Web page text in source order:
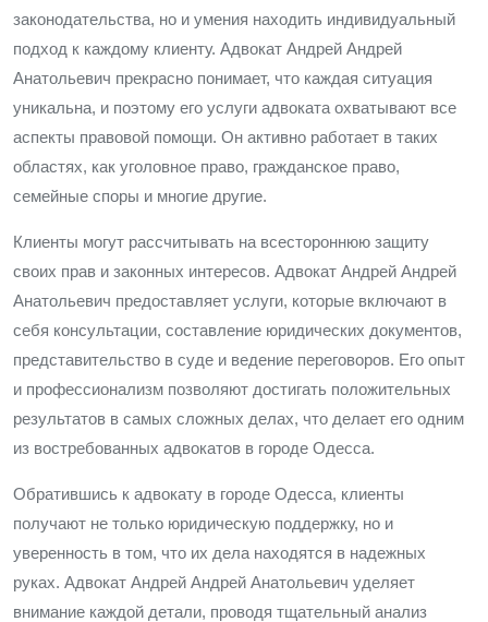
законодательства, но и умения находить индивидуальный
подход к каждому клиенту. Адвокат Андрей Андрей
Анатольевич прекрасно понимает, что каждая ситуация
уникальна, и поэтому его услуги адвоката охватывают все
аспекты правовой помощи. Он активно работает в таких
областях, как уголовное право, гражданское право,
семейные споры и многие другие.
Клиенты могут рассчитывать на всестороннюю защиту
своих прав и законных интересов. Адвокат Андрей Андрей
Анатольевич предоставляет услуги, которые включают в
себя консультации, составление юридических документов,
представительство в суде и ведение переговоров. Его опыт
и профессионализм позволяют достигать положительных
результатов в самых сложных делах, что делает его одним
из востребованных адвокатов в городе Одесса.
Обратившись к адвокату в городе Одесса, клиенты
получают не только юридическую поддержку, но и
уверенность в том, что их дела находятся в надежных
руках. Адвокат Андрей Андрей Анатольевич уделяет
внимание каждой детали, проводя тщательный анализ